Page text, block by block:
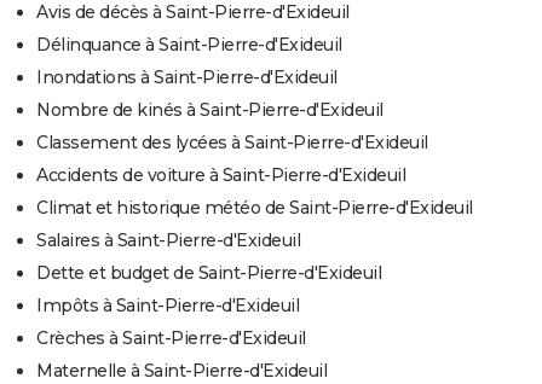
Avis de décès à Saint-Pierre-d'Exideuil
Délinquance à Saint-Pierre-d'Exideuil
Inondations à Saint-Pierre-d'Exideuil
Nombre de kinés à Saint-Pierre-d'Exideuil
Classement des lycées à Saint-Pierre-d'Exideuil
Accidents de voiture à Saint-Pierre-d'Exideuil
Climat et historique météo de Saint-Pierre-d'Exideuil
Salaires à Saint-Pierre-d'Exideuil
Dette et budget de Saint-Pierre-d'Exideuil
Impôts à Saint-Pierre-d'Exideuil
Crèches à Saint-Pierre-d'Exideuil
Maternelle à Saint-Pierre-d'Exideuil